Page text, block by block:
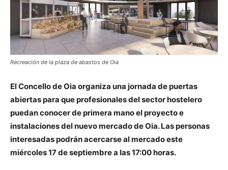
Recreación de la plaza de abastos de Oia
El Concello de Oia organiza una jornada de puertas
abiertas para que profesionales del sector hostelero
puedan conocer de primera mano el proyecto e
instalaciones del nuevo mercado de Oia. Las personas
interesadas podrán acercarse al mercado este
miércoles 17 de septiembre a las 17:00 horas.